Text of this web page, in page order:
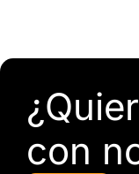
con